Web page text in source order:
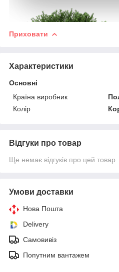
Приховати
Характеристики
Основні
Країна виробник
Колір
Відгуки про товар
Ще немає відгуків про цей товар
Умови доставки
Нова Пошта
Delivery
Самовивіз
Попутним вантажем